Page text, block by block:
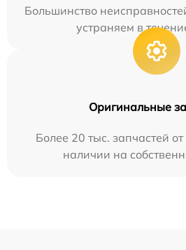
Большинство
устраняем в
Оригинальные
Более 20 тыс. запчастей
наличии на